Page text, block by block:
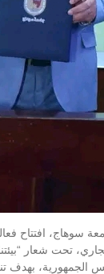
افتتاح
5 من ديسمبر الجاري، تحت
الجمهورية، بهدف